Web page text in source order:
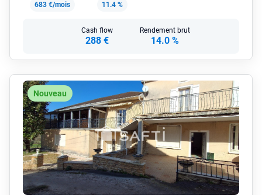
683 €/mois
11.4 %
Cash flow
288 €
Rendement brut
14.0 %
Nouveau